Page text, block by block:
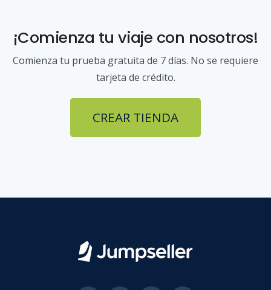
¡Comienza tu viaje con nosotros!
Comienza tu prueba gratuita de 7 días. No se requiere
tarjeta de crédito.
CREAR TIENDA